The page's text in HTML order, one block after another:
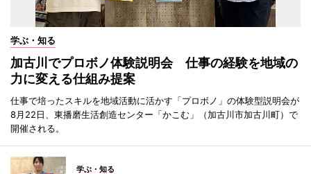
学ぶ・知る
加古川でプロボノ体験説明会 仕事の経験を地域の
力に変える仕組み提案
仕事で培ったスキルを地域活動に活かす「プロボノ」の体験型説明会が
8月22日、東播磨生活創造センター「かこむ」（加古川市加古川町）で
開催される。
学ぶ・知る